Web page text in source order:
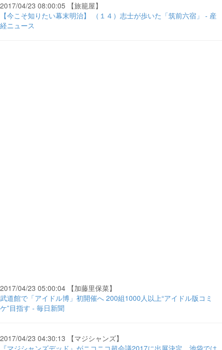
2017/04/23 08:00:05 【旅籠屋】
【今こそ知りたい幕末明治】 （１４）志士が歩いた「筑前六宿」 - 産
経ニュース
2017/04/23 05:00:04 【加藤里保菜】
武道館で「アイドル博」初開催へ 200組1000人以上“アイドル版コミ
ケ”目指す - 毎日新聞
2017/04/23 04:30:13 【マジシャンズ】
『マジシャンズデッド』がニコニコ超会議2017に出展決定、池袋では